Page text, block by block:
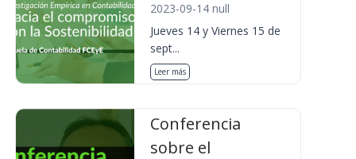
2023-09-14 null
Jueves 14 y Viernes 15 de
sept...
Leer más
Conferencia
sobre el